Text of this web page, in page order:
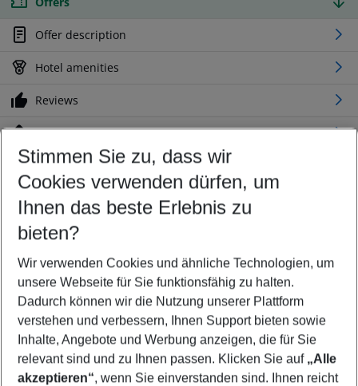
Offer description
Hotel amenities
Reviews
Location
Customize your offer
Find the perfect deal which suits your best
Your departure airport
Any airport
Select your date range
10/08/26–08/08/27 5-8 nights
Who will travel
2 adults No children
Show more filter
Stimmen Sie zu, dass wir
Cookies verwenden dürfen, um
Ihnen das beste Erlebnis zu
bieten?
Wir verwenden Cookies und ähnliche Technologien, um
unsere Webseite für Sie funktionsfähig zu halten.
Dadurch können wir die Nutzung unserer Plattform
verstehen und verbessern, Ihnen Support bieten sowie
Inhalte, Angebote und Werbung anzeigen, die für Sie
relevant sind und zu Ihnen passen. Klicken Sie auf „Alle
akzeptieren“, wenn Sie einverstanden sind. Ihnen reicht